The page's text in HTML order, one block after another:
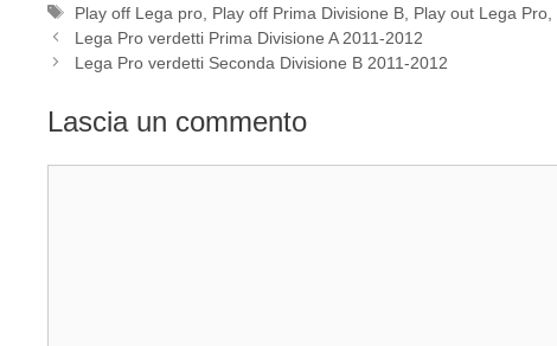
Tag
Play off Lega pro Play off Prima Divisione B Play out Lega Pro
Lega Pro verdetti Prima Divisione A 2011-2012
Lega Pro verdetti Seconda Divisione B 2011-2012
Lascia un commento